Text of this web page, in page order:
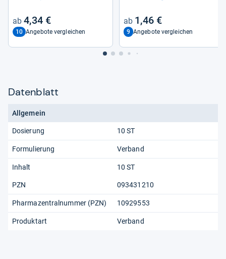
4,34 €
10 Angebote vergleichen
1,46 €
9 Angebote vergleichen
Datenblatt
Allgemein
Dosierung 10 ST
Formulierung Verband
Inhalt 10 ST
PZN 093431210
Pharmazentralnummer (PZN) 10929553
Produktart Verband